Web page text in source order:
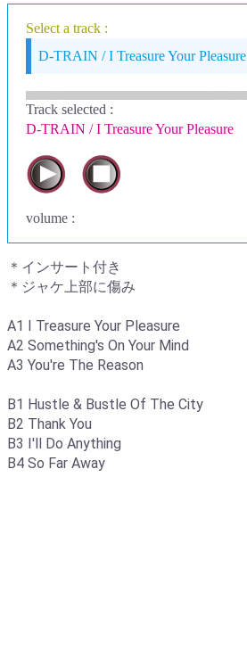
Select a track :
D-TRAIN / I Treasure Your Pleasure
Track selected :
D-TRAIN / I Treasure Your Pleasure
volume :
＊インサート付き
＊ジャケ上部に傷み
A1 I Treasure Your Pleasure
A2 Something's On Your Mind
A3 You're The Reason
B1 Hustle & Bustle Of The City
B2 Thank You
B3 I'll Do Anything
B4 So Far Away